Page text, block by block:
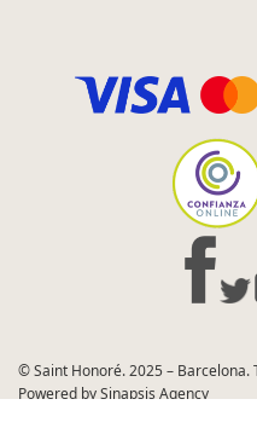
© Saint Honoré. 2025 – Barcelona.
Powered by Sinapsis Agency